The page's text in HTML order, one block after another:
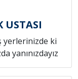
USTASI
yerlerinizde ki
yanınızdayız